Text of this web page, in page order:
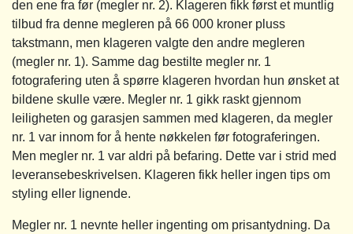
den ene fra før (megler nr. 2). Klageren fikk først et muntlig
tilbud fra denne megleren på 66 000 kroner pluss
takstmann, men klageren valgte den andre megleren
(megler nr. 1). Samme dag bestilte megler nr. 1
fotografering uten å spørre klageren hvordan hun ønsket at
bildene skulle være. Megler nr. 1 gikk raskt gjennom
leiligheten og garasjen sammen med klageren, da megler
nr. 1 var innom for å hente nøkkelen før fotograferingen.
Men megler nr. 1 var aldri på befaring. Dette var i strid med
leveransebeskrivelsen. Klageren fikk heller ingen tips om
styling eller lignende.
Megler nr. 1 nevnte heller ingenting om prisantydning. Da